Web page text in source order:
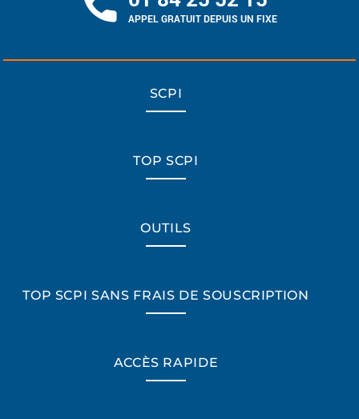
APPEL GRATUIT DEPUIS UN FIXE
SCPI
TOP SCPI
OUTILS
TOP SCPI SANS FRAIS DE SOUSCRIPTION
ACCÈS RAPIDE